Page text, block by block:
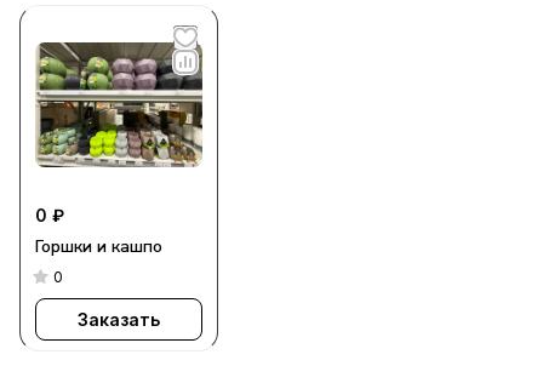
0 ₽
Горшки и кашпо
0
Заказать